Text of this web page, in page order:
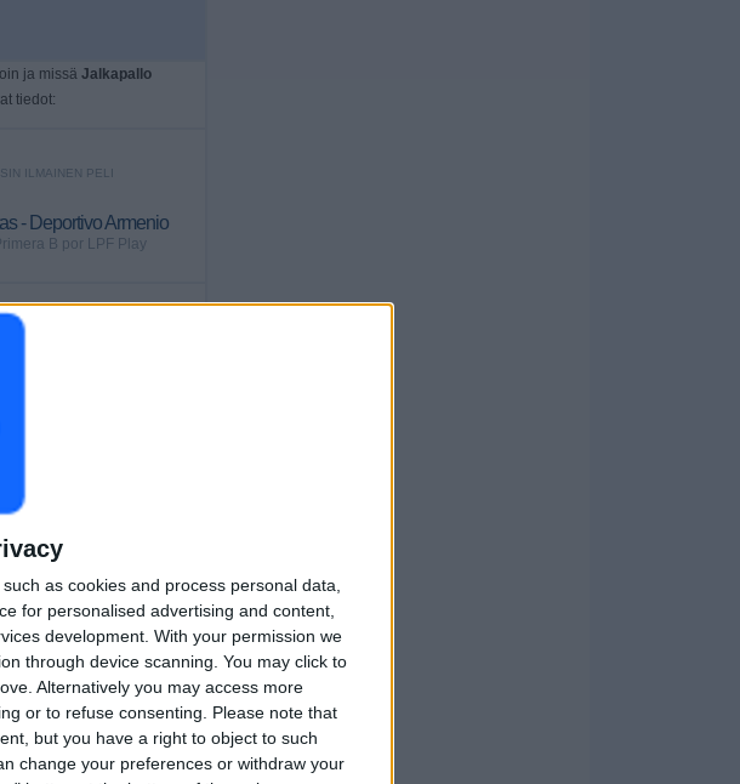
as cookies and process personal data,
for personalised advertising and content,
development. With your permission we
through device scanning. You may click to
Alternatively you may access more
or to refuse consenting.
Please note that
but you have a right to object to such
change your preferences or withdraw your
ja missä Jalkapallo
tiedot:
ILMAINEN PELI
- Deportivo Armenio
B por LPF Play
VASTUSTAJAT
28 (96,55%)